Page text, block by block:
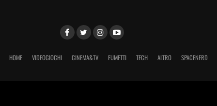
HOME VIDEOGIOCHI CINEMA&TV FUMETTI TECH ALTRO SPACENERD